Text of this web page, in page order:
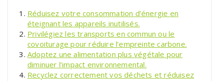
Réduisez votre consommation d’énergie en
éteignant les appareils inutilisés.
Privilégiez les transports en commun ou le
covoiturage pour réduire l’empreinte carbone.
Adoptez une alimentation plus végétale pour
diminuer l’impact environnemental.
Recyclez correctement vos déchets et réduisez